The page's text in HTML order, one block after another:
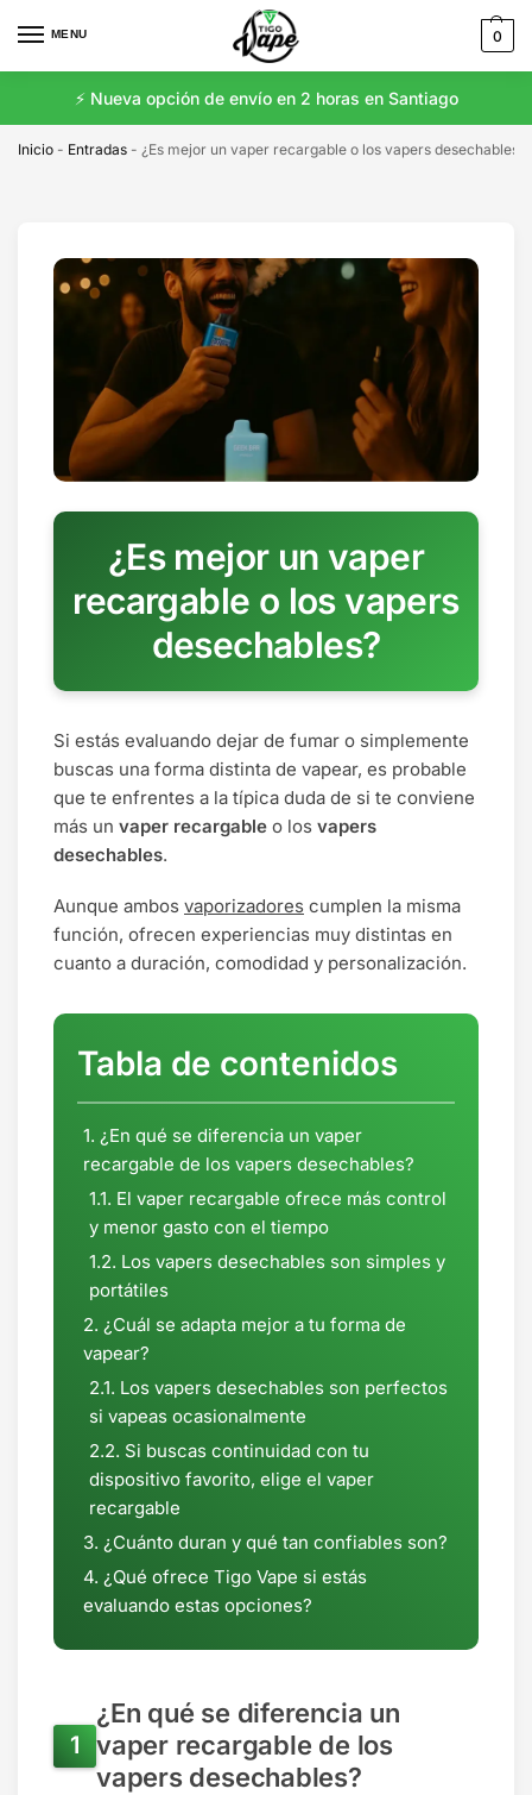
MENU 0
⚡️ Nueva opción de envío en 2 horas en Santiago
Inicio - Entradas - ¿Es mejor un vaper recargable o los vapers desechables?
¿Es mejor un vaper
recargable o los vapers
desechables?
Si estás evaluando dejar de fumar o simplemente
buscas una forma distinta de vapear, es probable
que te enfrentes a la típica duda de si te conviene
más un vaper recargable o los vapers
desechables.
Aunque ambos vaporizadores cumplen la misma
función, ofrecen experiencias muy distintas en
cuanto a duración, comodidad y personalización.
Tabla de contenidos
¿En qué se diferencia un vaper
recargable de los vapers desechables?
El vaper recargable ofrece más control
y menor gasto con el tiempo
Los vapers desechables son simples y
portátiles
¿Cuál se adapta mejor a tu forma de
vapear?
Los vapers desechables son perfectos
si vapeas ocasionalmente
Si buscas continuidad con tu
dispositivo favorito, elige el vaper
recargable
¿Cuánto duran y qué tan confiables son?
¿Qué ofrece Tigo Vape si estás
evaluando estas opciones?
¿En qué se diferencia un
vaper recargable de los
vapers desechables?